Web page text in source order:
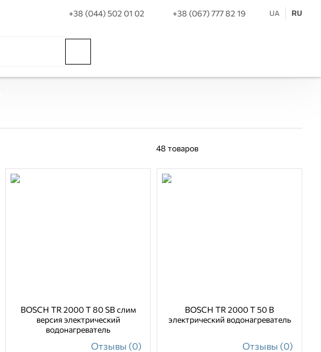
+38 (044) 502 01 02 +38 (067) 777 82 19 UA RU
48 товаров
BOSCH TR 2000 T 80 SB слим
версия электрический
водонагреватель
Отзывы (0)
BOSCH TR 2000 T 50 B
электрический водонагреватель
Отзывы (0)